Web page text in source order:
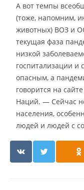
А вот темпы
(тоже, напомним,
животных) ВОЗ и
текущая фаза
низкой
госпитализации и
опасным, а
говорится на
Наций. — Сейчас
населения,
людей и людей с